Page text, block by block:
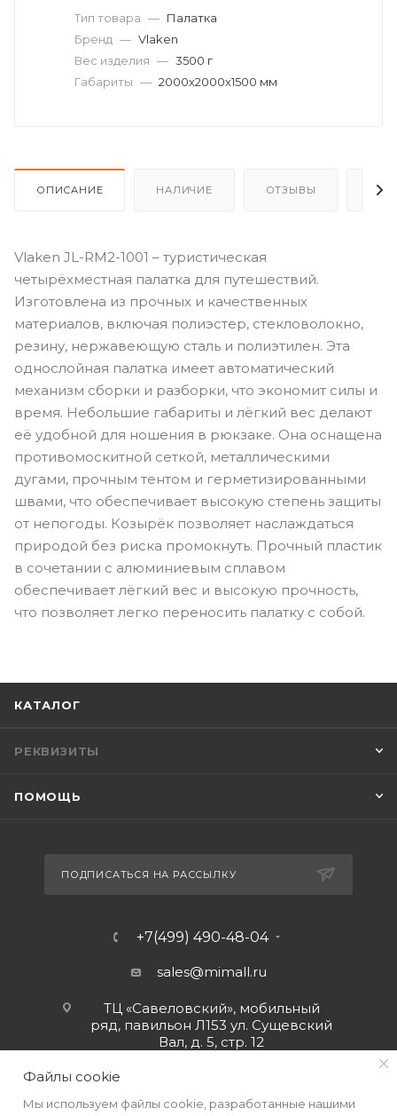
Тип товара — Палатка
Бренд — Vlaken
Вес изделия — 3500 г
Габариты — 2000х2000х1500 мм
ОПИСАНИЕ НАЛИЧИЕ ОТЗЫВЫ
Vlaken JL-RM2-1001 – туристическая
четырёхместная палатка для путешествий.
Изготовлена из прочных и качественных
материалов, включая полиэстер, стекловолокно,
резину, нержавеющую сталь и полиэтилен. Эта
однослойная палатка имеет автоматический
механизм сборки и разборки, что экономит силы и
время. Небольшие габариты и лёгкий вес делают
её удобной для ношения в рюкзаке. Она оснащена
противомоскитной сеткой, металлическими
дугами, прочным тентом и герметизированными
швами, что обеспечивает высокую степень защиты
от непогоды. Козырёк позволяет наслаждаться
природой без риска промокнуть. Прочный пластик
в сочетании с алюминиевым сплавом
обеспечивает лёгкий вес и высокую прочность,
что позволяет легко переносить палатку с собой.
КАТАЛОГ
РЕКВИЗИТЫ
ПОМОЩЬ
ПОДПИСАТЬСЯ НА РАССЫЛКУ
+7(499) 490-48-04
sales@mimall.ru
ТЦ «Савеловский», мобильный
ряд, павильон Л153 ул. Сущевский
Вал, д. 5, стр. 12
Файлы cookie
Мы используем файлы cookie, разработанные нашими